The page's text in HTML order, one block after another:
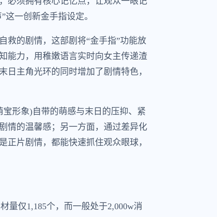
一创新金手指设定。
救的剧情，这部剧将“金手指”功能放
能力，用稚嫩语言实时向女主传递渣
主角光环的同时增加了剧情特色，
形象)自带的萌感与末日的压抑、紧
情的温馨感；另一方面，通过差异化
片剧情，都能快速抓住观众眼球，
量仅1,185个，而一般处于2,000w消